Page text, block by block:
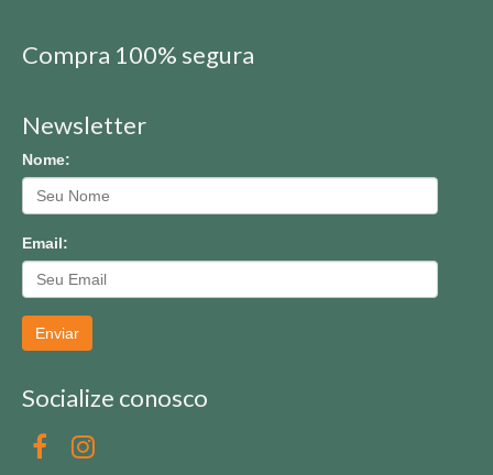
Compra 100% segura
Newsletter
Nome:
Email:
Enviar
Socialize conosco